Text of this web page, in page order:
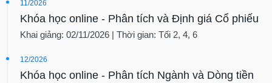
11/2026
Khóa học online - Phân tích và Định giá Cổ phiếu
Khai giảng: 02/11/2026 | Thời gian: Tối 2, 4, 6
12/2026
Khóa học online - Phân tích Ngành và Dòng tiền